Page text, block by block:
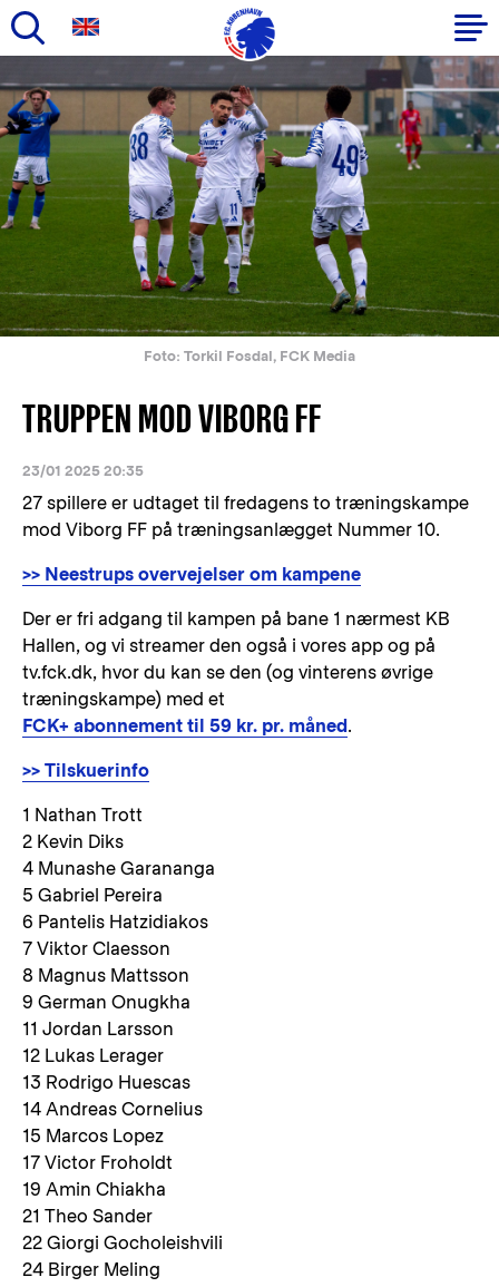
til
hovedindhold
Primær
navigation
Foto: Torkil Fosdal, FCK Media
TRUPPEN MOD VIBORG FF
23/01 2025 20:35
27 spillere er udtaget til fredagens to træningskampe
mod Viborg FF på træningsanlægget Nummer 10.
>> Neestrups overvejelser om kampene
Der er fri adgang til kampen på bane 1 nærmest KB
Hallen, og vi streamer den også i vores app og på
tv.fck.dk, hvor du kan se den (og vinterens øvrige
træningskampe) med et
FCK+ abonnement til 59 kr. pr. måned.
>> Tilskuerinfo
1 Nathan Trott
2 Kevin Diks
4 Munashe Garananga
5 Gabriel Pereira
6 Pantelis Hatzidiakos
7 Viktor Claesson
8 Magnus Mattsson
9 German Onugkha
11 Jordan Larsson
12 Lukas Lerager
13 Rodrigo Huescas
14 Andreas Cornelius
15 Marcos Lopez
17 Victor Froholdt
19 Amin Chiakha
21 Theo Sander
22 Giorgi Gocholeishvili
24 Birger Meling